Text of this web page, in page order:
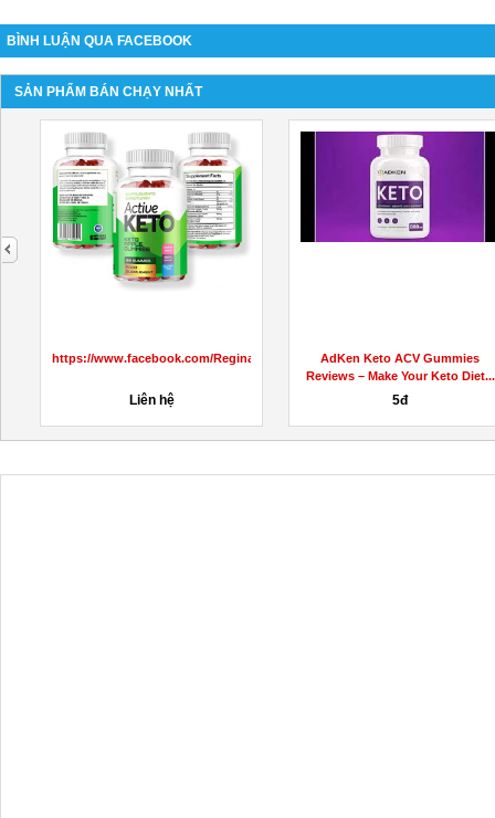
BÌNH LUẬN QUA FACEBOOK
SẢN PHẨM BÁN CHẠY NHẤT
https://www.facebook.com/ReginaKetoGummiesCanada
Liên hệ
AdKen Keto ACV Gummies
Reviews – Make Your Keto Diet...
5đ
next